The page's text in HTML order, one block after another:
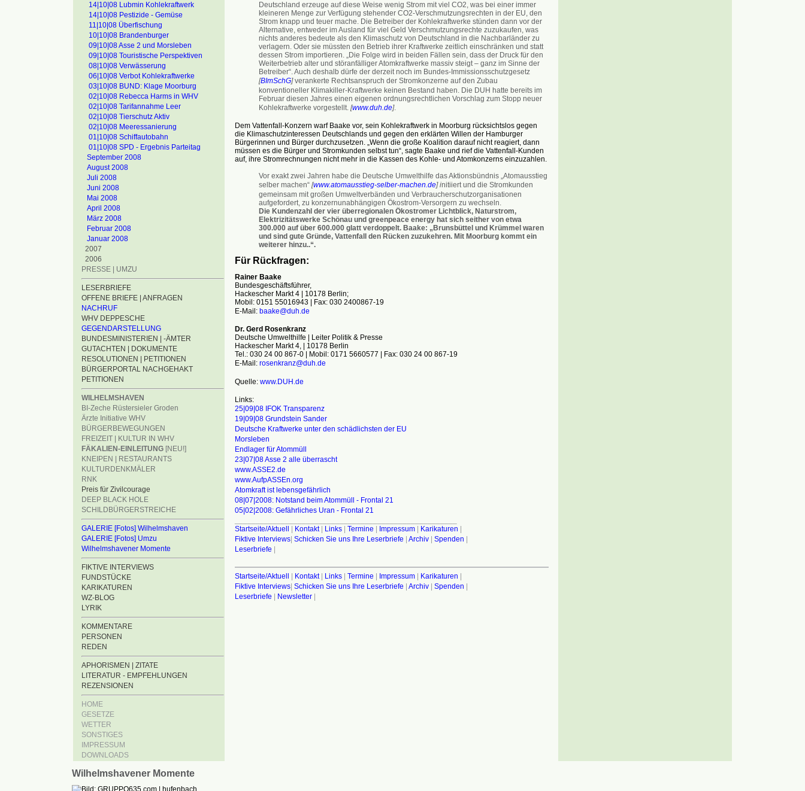
14|10|08 Lubmin Kohlekraftwerk
14|10|08 Pestizide - Gemüse
11|10|08 Überfischung
10|10|08 Brandenburger
09|10|08 Asse 2 und Morsleben
09|10|08 Touristische Perspektiven
08|10|08 Verwässerung
06|10|08 Verbot Kohlekraftwerke
03|10|08 BUND: Klage Moorburg
02|10|08 Rebecca Harms in WHV
02|10|08 Tarifannahme Leer
02|10|08 Tierschutz Aktiv
02|10|08 Meeressanierung
01|10|08 Schiffautobahn
01|10|08 SPD - Ergebnis Parteitag
September 2008
August 2008
Juli 2008
Juni 2008
Mai 2008
April 2008
März 2008
Februar 2008
Januar 2008
2007
2006
PRESSE | UMZU
LESERBRIEFE
OFFENE BRIEFE | ANFRAGEN
NACHRUF
WHV DEPPESCHE
GEGENDARSTELLUNG
BUNDESMINISTERIEN | -ÄMTER
GUTACHTEN | DOKUMENTE
RESOLUTIONEN | PETITIONEN
BÜRGERPORTAL NACHGEHAKT
PETITIONEN
WILHELMSHAVEN
BI-Zeche Rüstersieler Groden
Ärzte Initiative WHV
BÜRGERBEWEGUNGEN
FREIZEIT | KULTUR IN WHV
FÄKALIEN-EINLEITUNG [NEU!]
KNEIPEN | RESTAURANTS
KULTURDENKMÄLER
RNK
Preis für Zivilcourage
DEEP BLACK HOLE
SCHILDBÜRGERSTREICHE
GALERIE [Fotos] Wilhelmshaven
GALERIE [Fotos] Umzu
Wilhelmshavener Momente
FIKTIVE INTERVIEWS
FUNDSTÜCKE
KARIKATUREN
WZ-BLOG
LYRIK
KOMMENTARE
PERSONEN
REDEN
APHORISMEN | ZITATE
LITERATUR - EMPFEHLUNGEN
REZENSIONEN
HOME
GESETZE
WETTER
SONSTIGES
IMPRESSUM
DOWNLOADS
Deutschland erzeuge auf diese Weise wenig Strom mit viel CO2, was bei einer immer
kleineren Menge zur Verfügung stehender CO2-Verschmutzungsrechten in der EU, den
Strom knapp und teuer mache. Die Betreiber der Kohlekraftwerke stünden dann vor der
Alternative, entweder im Ausland für viel Geld Verschmutzungsrechte zuzukaufen, was
nichts anderes bedeute als den Klimaschutz von Deutschland in die Nachbarländer zu
verlagern. Oder sie müssten den Betrieb ihrer Kraftwerke zeitlich einschränken und statt
dessen Strom importieren. „Die Folge wird in beiden Fällen sein, dass der Druck für den
Weiterbetrieb alter und störanfälliger Atomkraftwerke massiv steigt – ganz im Sinne der
Betreiber“. Auch deshalb dürfe der derzeit noch im Bundes-Immissionsschutzgesetz
[BImSchG]verankerte Rechtsanspruch der Stromkonzerne auf den Zubau
konventioneller Klimakiller-Kraftwerke keinen Bestand haben. Die DUH hatte bereits im
Februar diesen Jahres einen eigenen ordnungsrechtlichen Vorschlag zum Stopp neuer
Kohlekraftwerke vorgestellt. [www.duh.de].
Dem Vattenfall-Konzern warf Baake vor, sein Kohlekraftwerk in Moorburg rücksichtslos gegen
die Klimaschutzinteressen Deutschlands und gegen den erklärten Willen der Hamburger
Bürgerinnen und Bürger durchzusetzen. „Wenn die große Koalition darauf nicht reagiert, dann
müssen es die Bürger und Stromkunden selbst tun“, sagte Baake und rief die Vattenfall-Kunden
auf, ihre Stromrechnungen nicht mehr in die Kassen des Kohle- und Atomkonzerns einzuzahlen.
Vor exakt zwei Jahren habe die Deutsche Umwelthilfe das Aktionsbündnis „Atomausstieg
selber machen“ [www.atomausstieg-selber-machen.de] initiiert und die Stromkunden
gemeinsam mit großen Umweltverbänden und Verbraucherschutzorganisationen
aufgefordert, zu konzernunabhängigen Ökostrom-Versorgern zu wechseln.
Die Kundenzahl der vier überregionalen Ökostromer Lichtblick, Naturstrom,
Elektrizitätswerke Schönau und greenpeace energy hat sich seither von etwa
300.000 auf über 600.000 glatt verdoppelt. Baake: „Brunsbüttel und Krümmel waren
und sind gute Gründe, Vattenfall den Rücken zuzukehren. Mit Moorburg kommt ein
weiterer hinzu..“.
Für Rückfragen:
Rainer Baake
Bundesgeschäftsführer,
Hackescher Markt 4 | 10178 Berlin;
Mobil: 0151 55016943 | Fax: 030 2400867-19
E-Mail: baake@duh.de
Dr. Gerd Rosenkranz
Deutsche Umwelthilfe | Leiter Politik & Presse
Hackescher Markt 4, | 10178 Berlin
Tel.: 030 24 00 867-0 | Mobil: 0171 5660577 | Fax: 030 24 00 867-19
E-Mail: rosenkranz@duh.de
Quelle: www.DUH.de
Links:
25|09|08 IFOK Transparenz
19|09|08 Grundstein Sander
Deutsche Kraftwerke unter den schädlichsten der EU
Morsleben
Endlager für Atommüll
23|07|08 Asse 2 alle überrascht
www.ASSE2.de
www.AufpASSEn.org
Atomkraft ist lebensgefährlich
08|07|2008: Notstand beim Atommüll - Frontal 21
05|02|2008: Gefährliches Uran - Frontal 21
Startseite/Aktuell | Kontakt| Links| Termine | Impressum| Karikaturen |
Fiktive Interviews| Schicken Sie uns Ihre Leserbriefe | Archiv| Spenden |
Leserbriefe |
Startseite/Aktuell | Kontakt| Links| Termine | Impressum| Karikaturen |
Fiktive Interviews| Schicken Sie uns Ihre Leserbriefe | Archiv| Spenden |
Leserbriefe | Newsletter|
Wilhelmshavener Momente